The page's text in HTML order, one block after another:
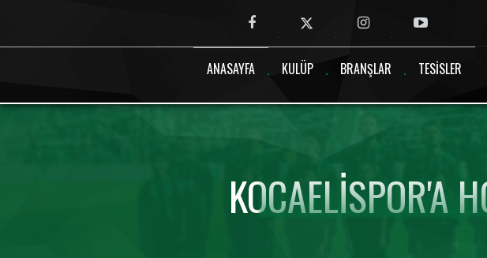
ANASAYFA KULÜP BRANŞLAR TESISLER
KOCAELISPOR'A